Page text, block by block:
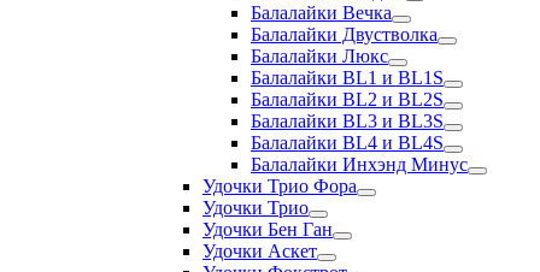
Балалайки Вечка
Балалайки Двустволка
Балалайки Люкс
Балалайки BL1 и BL1S
Балалайки BL2 и BL2S
Балалайки BL3 и BL3S
Балалайки BL4 и BL4S
Балалайки Инхэнд Минус
Удочки Трио Фора
Удочки Трио
Удочки Бен Ган
Удочки Аскет